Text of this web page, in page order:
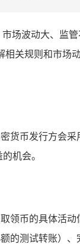
场波动大、监
关规则和市场
货币发行方会采
机会。
领币的具体活
的测试转账）